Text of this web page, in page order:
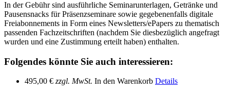
In der Gebühr sind ausführliche Seminarunterlagen, Getränke und
Pausensnacks für Präsenzseminare sowie gegebenenfalls digitale
Freiabonnements in Form eines Newsletters/ePapers zu thematisch
passenden Fachzeitschriften (nachdem Sie diesbezüglich angefragt
wurden und eine Zustimmung erteilt haben) enthalten.
Folgendes könnte Sie auch interessieren:
495,00 € zzgl. MwSt. In den Warenkorb Details